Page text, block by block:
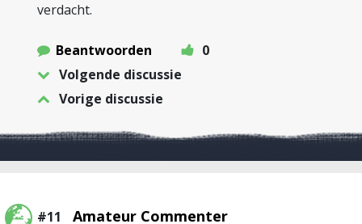
verdacht.
Beantwoorden
0
Volgende discussie
Vorige discussie
#11 Amateur Commenter